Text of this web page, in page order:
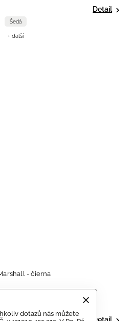
dotazů nás můžete
Detail
Šedá
+ další
- čierna